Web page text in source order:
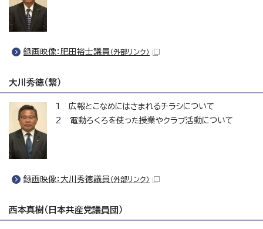
録画映像：肥田裕士議員 （外部リンク）
大川秀徳（繋）
1 広報とこなめにはさまれるチラシについて
2 電動ろくろを使った授業やクラブ活動について
録画映像：大川秀徳議員 （外部リンク）
西本真樹（日本共産党議員団）